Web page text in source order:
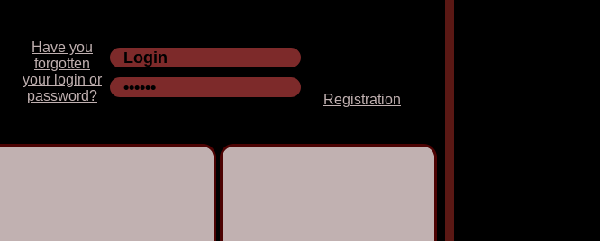
Have you
forgotten
your login or
password?
Registration